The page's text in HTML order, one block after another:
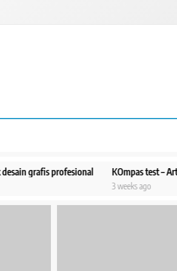
profesional KOmpas test – Article 1
3 weeks ago